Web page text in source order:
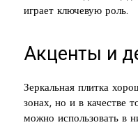
играет ключевую роль.
Акценты и
Зеркальная плитка
зонах, но и в качестве
можно использовать в